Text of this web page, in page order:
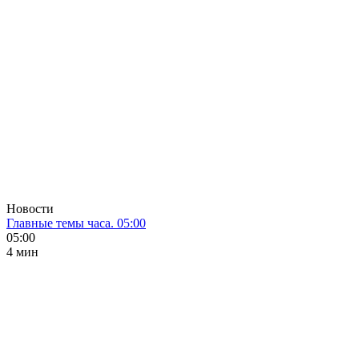
Новости
Главные темы часа. 05:00
05:00
4 мин